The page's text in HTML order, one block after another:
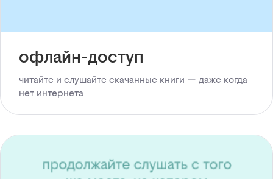
офлайн-доступ
читайте и слушайте скачанные книги — даже когда
нет интернета